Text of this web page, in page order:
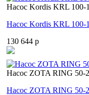
Насос Kordis KRL 100-
Насос Kordis KRL 100-
130 644 p
Насос ZOTA RING 50-
Насос ZOTA RING 50-